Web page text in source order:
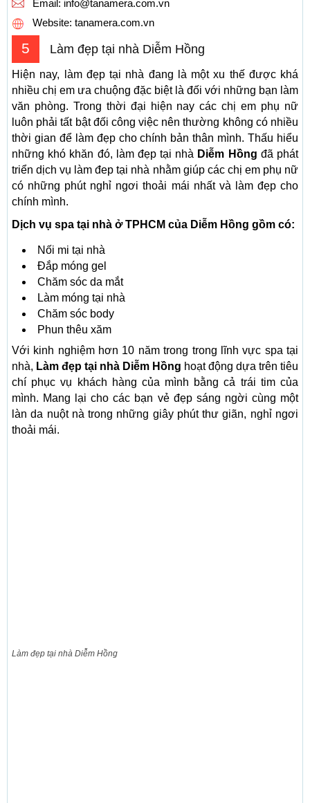
Email: info@tanamera.com.vn
Website: tanamera.com.vn
5 Làm đẹp tại nhà Diễm Hồng
Hiện nay, làm đẹp tại nhà đang là một xu thế được khá
nhiều chị em ưa chuộng đặc biệt là đối với những bạn làm
văn phòng. Trong thời đại hiện nay các chị em phụ nữ
luôn phải tất bật đối công việc nên thường không có nhiều
thời gian để làm đẹp cho chính bản thân mình. Thấu hiểu
những khó khăn đó, làm đẹp tại nhà Diễm Hồng đã phát
triển dịch vụ làm đep tại nhà nhằm giúp các chị em phụ nữ
có những phút nghỉ ngơi thoải mái nhất và làm đẹp cho
chính mình.
Dịch vụ spa tại nhà ở TPHCM của Diễm Hồng gồm có:
Nối mi tại nhà
Đắp móng gel
Chăm sóc da mắt
Làm móng tại nhà
Chăm sóc body
Phun thêu xăm
Với kinh nghiệm hơn 10 năm trong trong lĩnh vực spa tại
nhà, Làm đẹp tại nhà Diễm Hồng hoạt động dựa trên tiêu
chí phục vụ khách hàng của mình bằng cả trái tim của
mình. Mang lại cho các bạn vẻ đẹp sáng ngời cùng một
làn da nuột nà trong những giây phút thư giãn, nghỉ ngơi
thoải mái.
Làm đẹp tại nhà Diễm Hồng